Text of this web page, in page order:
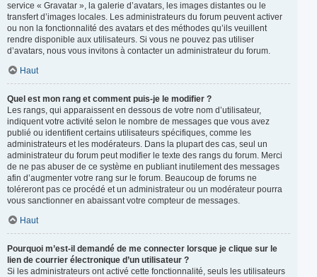
service « Gravatar », la galerie d’avatars, les images distantes ou le
transfert d’images locales. Les administrateurs du forum peuvent activer
ou non la fonctionnalité des avatars et des méthodes qu’ils veuillent
rendre disponible aux utilisateurs. Si vous ne pouvez pas utiliser
d’avatars, nous vous invitons à contacter un administrateur du forum.
Haut
Quel est mon rang et comment puis-je le modifier ?
Les rangs, qui apparaissent en dessous de votre nom d’utilisateur,
indiquent votre activité selon le nombre de messages que vous avez
publié ou identifient certains utilisateurs spécifiques, comme les
administrateurs et les modérateurs. Dans la plupart des cas, seul un
administrateur du forum peut modifier le texte des rangs du forum. Merci
de ne pas abuser de ce système en publiant inutilement des messages
afin d’augmenter votre rang sur le forum. Beaucoup de forums ne
toléreront pas ce procédé et un administrateur ou un modérateur pourra
vous sanctionner en abaissant votre compteur de messages.
Haut
Pourquoi m’est-il demandé de me connecter lorsque je clique sur le
lien de courrier électronique d’un utilisateur ?
Si les administrateurs ont activé cette fonctionnalité, seuls les utilisateurs